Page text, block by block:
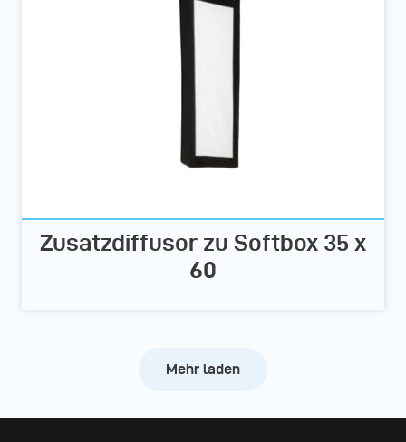
Zusatzdiffusor zu Softbox 35 x
60
Mehr laden